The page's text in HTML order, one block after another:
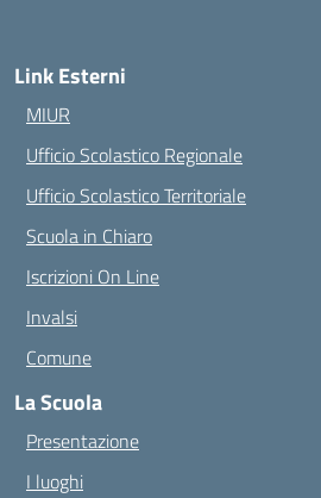
Link Esterni
MIUR
Ufficio Scolastico Regionale
Ufficio Scolastico Territoriale
Scuola in Chiaro
Iscrizioni On Line
Invalsi
Comune
La Scuola
Presentazione
I luoghi